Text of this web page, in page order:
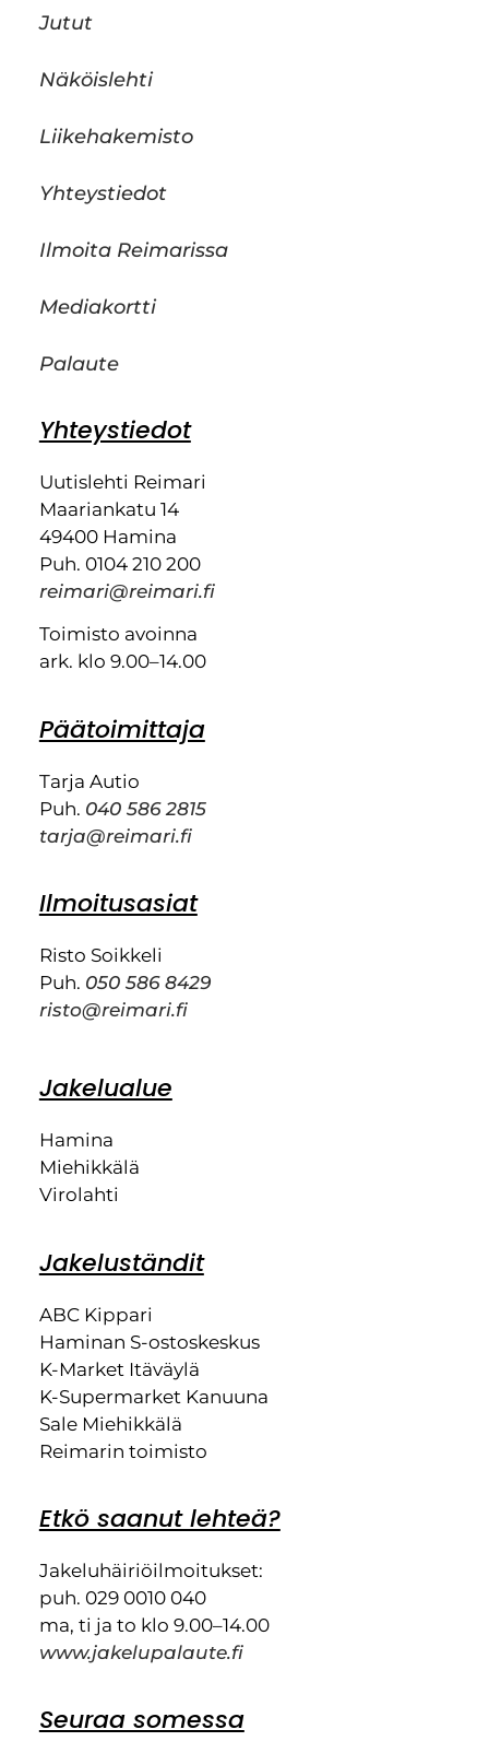
Jutut
Näköislehti
Liikehakemisto
Yhteystiedot
Ilmoita Reimarissa
Mediakortti
Palaute
Yhteystiedot
Uutislehti Reimari
Maariankatu 14
49400 Hamina
Puh. 0104 210 200
reimari@reimari.fi
Toimisto avoinna
ark. klo 9.00–14.00
Päätoimittaja
Tarja Autio
Puh. 040 586 2815
tarja@reimari.fi
Ilmoitusasiat
Risto Soikkeli
Puh. 050 586 8429
risto@reimari.fi
Jakelualue
Hamina
Miehikkälä
Virolahti
Jakeluständit
ABC Kippari
Haminan S-ostoskeskus
K-Market Itäväylä
K-Supermarket Kanuuna
Sale Miehikkälä
Reimarin toimisto
Etkö saanut lehteä?
Jakeluhäiriöilmoitukset:
puh. 029 0010 040
ma, ti ja to klo 9.00–14.00
www.jakelupalaute.fi
Seuraa somessa